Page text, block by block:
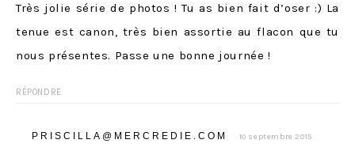
Très jolie série de photos ! Tu as bien fait d’oser :) La
tenue est canon, très bien assortie au flacon que tu
nous présentes. Passe une bonne journée !
RÉPONDRE
PRISCILLA@MERCREDIE.COM 10 septembre 2015